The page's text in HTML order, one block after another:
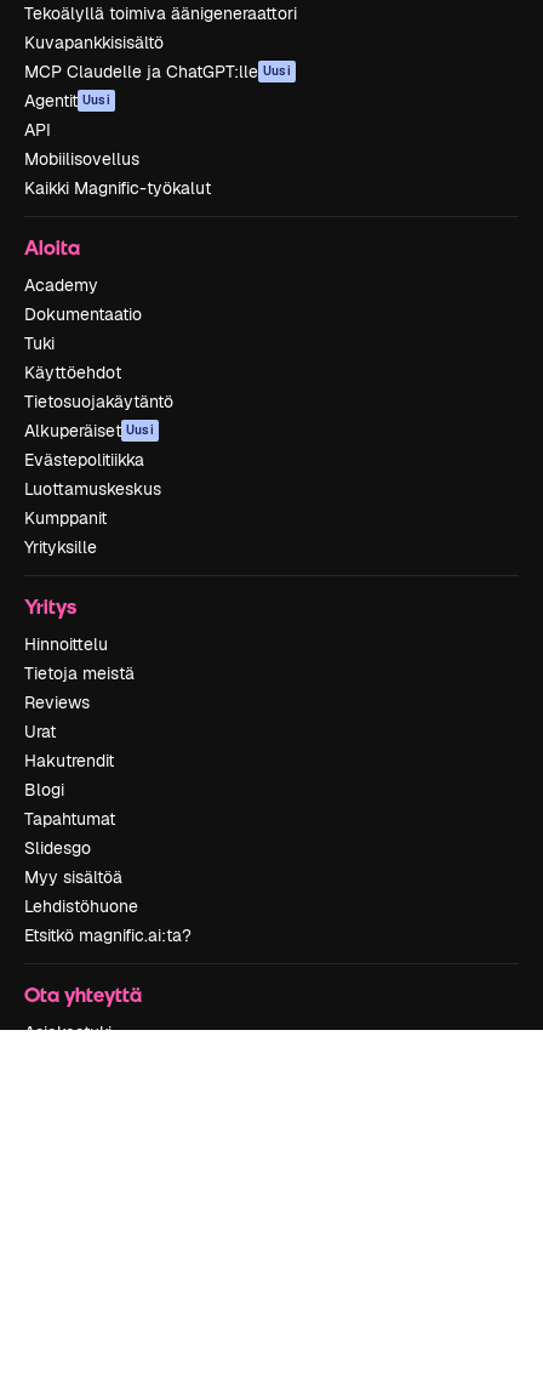
Tekoälyllä toimiva äänigeneraattori
Kuvapankkisisältö
MCP Claudelle ja ChatGPT:lle Uusi
Agentit Uusi
API
Mobiilisovellus
Kaikki Magnific-työkalut
Aloita
Academy
Dokumentaatio
Tuki
Käyttöehdot
Tietosuojakäytäntö
Alkuperäiset Uusi
Evästepolitiikka
Luottamuskeskus
Kumppanit
Yrityksille
Yritys
Hinnoittelu
Tietoja meistä
Reviews
Urat
Hakutrendit
Blogi
Tapahtumat
Slidesgo
Myy sisältöä
Lehdistöhuone
Etsitkö magnific.ai:ta?
Ota yhteyttä
Asiakastuki